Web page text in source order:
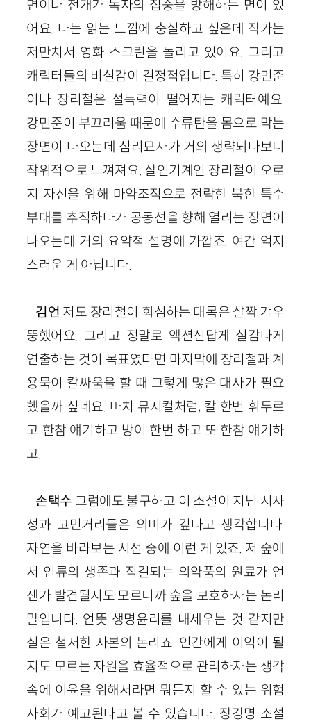
면이나 전개가 독자의 집중을 방해하는 면이 있
어요. 나는 읽는 느낌에 충실하고 싶은데 작가는
저만치서 영화 스크린을 돌리고 있어요. 그리고
캐릭터들의 비실감이 결정적입니다. 특히 강민준
이나 장리철은 설득력이 떨어지는 캐릭터예요.
강민준이 부끄러움 때문에 수류탄을 몸으로 막는
장면이 나오는데 심리묘사가 거의 생략되다보니
작위적으로 느껴져요. 살인기계인 장리철이 오로
지 자신을 위해 마약조직으로 전락한 북한 특수
부대를 추적하다가 공동선을 향해 열리는 장면이
나오는데 거의 요약적 설명에 가깝죠. 여간 억지
스러운 게 아닙니다.
김언 저도 장리철이 회심하는 대목은 살짝 갸우
뚱했어요. 그리고 정말로 액션신답게 실감나게
연출하는 것이 목표였다면 마지막에 장리철과 계
용묵이 칼싸움을 할 때 그렇게 많은 대사가 필요
했을까 싶네요. 마치 뮤지컬처럼, 칼 한번 휘두르
고 한참 얘기하고 방어 한번 하고 또 한참 얘기하
고.
손택수 그럼에도 불구하고 이 소설이 지닌 시사
성과 고민거리들은 의미가 깊다고 생각합니다.
자연을 바라보는 시선 중에 이런 게 있죠. 저 숲에
서 인류의 생존과 직결되는 의약품의 원료가 언
젠가 발견될지도 모르니까 숲을 보호하자는 논리
말입니다. 언뜻 생명윤리를 내세우는 것 같지만
실은 철저한 자본의 논리죠. 인간에게 이익이 될
지도 모르는 자원을 효율적으로 관리하자는 생각
속에 이윤을 위해서라면 뭐든지 할 수 있는 위험
사회가 예고된다고 볼 수 있습니다. 장강명 소설